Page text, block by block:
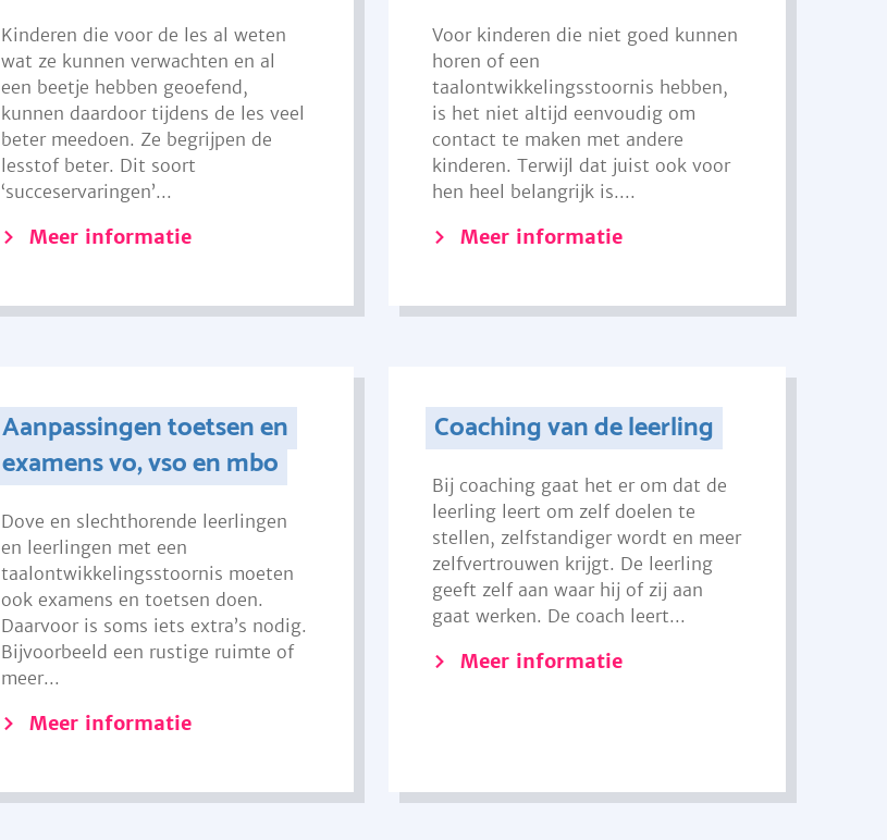
Kinderen die voor de les al weten
wat ze kunnen verwachten en al
een beetje hebben geoefend,
kunnen daardoor tijdens de les veel
beter meedoen. Ze begrijpen de
lesstof beter. Dit soort
‘succeservaringen’...
Meer informatie
Voor kinderen die niet goed kunnen
horen of een
taalontwikkelingsstoornis hebben,
is het niet altijd eenvoudig om
contact te maken met andere
kinderen. Terwijl dat juist ook voor
hen heel belangrijk is....
Meer informatie
Aanpassingen toetsen en
examens vo, vso en mbo
Dove en slechthorende leerlingen
en leerlingen met een
taalontwikkelingsstoornis moeten
ook examens en toetsen doen.
Daarvoor is soms iets extra’s nodig.
Bijvoorbeeld een rustige ruimte of
meer...
Meer informatie
Coaching van de leerling
Bij coaching gaat het er om dat de
leerling leert om zelf doelen te
stellen, zelfstandiger wordt en meer
zelfvertrouwen krijgt. De leerling
geeft zelf aan waar hij of zij aan
gaat werken. De coach leert...
Meer informatie